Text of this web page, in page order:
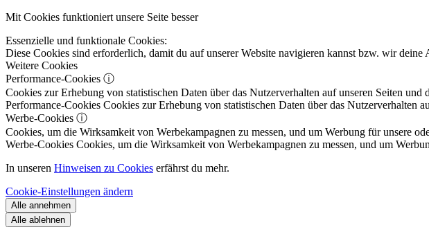
Mit Cookies funktioniert unsere Seite besser
Essenzielle und funktionale Cookies:
Diese Cookies sind erforderlich, damit du auf unserer Website navigieren kannst bzw. wir
Weitere Cookies
Performance-Cookies ⓘ
Cookies zur Erhebung von statistischen Daten über das Nutzerverhalten auf unseren Seiten und
Performance-Cookies Cookies zur Erhebung von statistischen Daten über das Nutzerverhalten
Werbe-Cookies ⓘ
Cookies, um die Wirksamkeit von Werbekampagnen zu messen, und um Werbung für unsere
Werbe-Cookies Cookies, um die Wirksamkeit von Werbekampagnen zu messen, und um
In unseren Hinweisen zu Cookies erfährst du mehr.
Cookie-Einstellungen ändern
Alle annehmen
Alle ablehnen